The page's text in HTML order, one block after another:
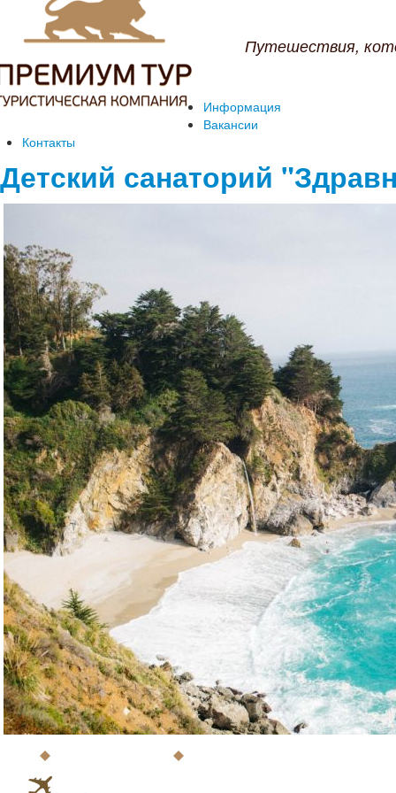
Путешествия,
Информация
Вакансии
Контакты
Детский санаторий